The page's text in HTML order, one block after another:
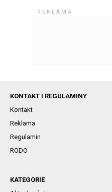
KONTAKT I REGULAMINY
Kontakt
Reklama
Regulamin
RODO
KATEGORIE